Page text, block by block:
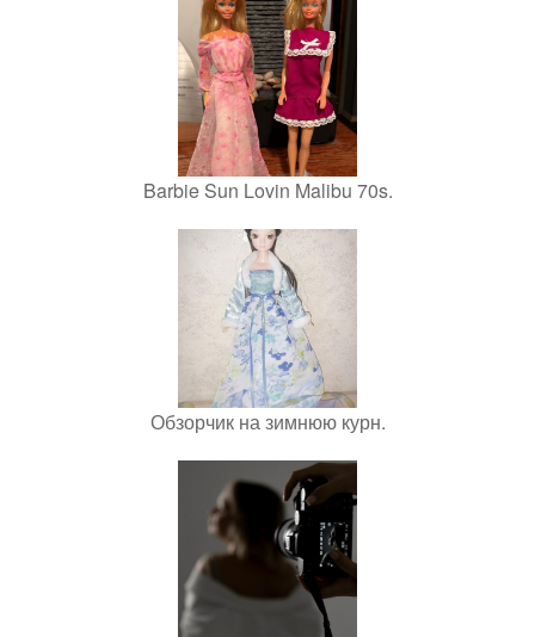
Barbie Sun Lovin Malibu 70s.
Обзорчик на зимнюю курн.